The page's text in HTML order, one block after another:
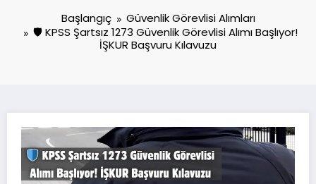
Başlangıç
Güvenlik Görevlisi Alımları
🛡️ KPSS Şartsız 1273 Güvenlik Görevlisi Alımı Başlıyor!
İŞKUR Başvuru Kılavuzu